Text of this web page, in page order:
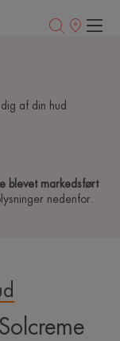
Salgssteder
blevet markedsført
nedenfor.
af din hud